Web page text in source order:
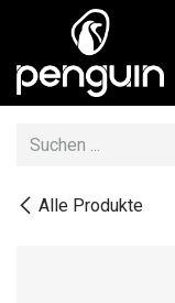
Zum Inhalt springen
Alle Produkte